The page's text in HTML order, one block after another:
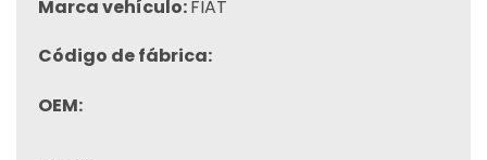
Marca vehículo:FIAT
Código de fábrica:
OEM: